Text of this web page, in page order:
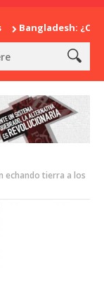
echando tierra a los